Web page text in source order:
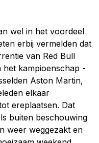
wel in het voordeel
erbij vermelden dat
van Red Bull
het kampioenschap -
Aston Martin,
elkaar
ereplaatsen. Dat
buiten beschouwing
weer weggezakt en